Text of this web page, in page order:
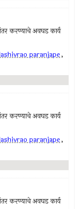
करण्याचे अवघड कार्य
paranjape,
करण्याचे अवघड कार्य
paranjape,
करण्याचे अवघड कार्य